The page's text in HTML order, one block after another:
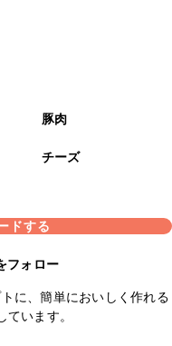
豚肉
チーズ
ドする
フォロー
に、簡単においしく作れる
います。